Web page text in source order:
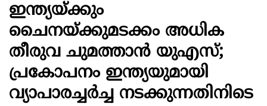
ഇന്ത്യയ്ക്കും
ചൈനയ്ക്കുമടക്കം അധിക
തീരുവ ചുമത്താ‍ൻ യുഎസ്;
പ്രകോപനം ഇന്ത്യയുമായി
വ്യാപാരച്ചർച്ച നടക്കുന്നതിനിടെ